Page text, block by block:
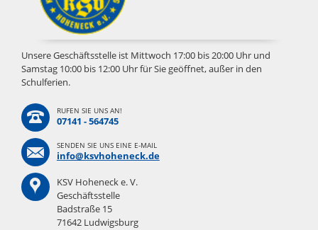
Unsere Geschäftsstelle ist Mittwoch 17:00 bis 20:00 Uhr und
Samstag 10:00 bis 12:00 Uhr für Sie geöffnet, außer in den
Schulferien.
RUFEN SIE UNS AN!
07141 - 564745
SENDEN SIE UNS EINE E-MAIL
info@ksvhoheneck.de
KSV Hoheneck e. V.
Geschäftsstelle
Badstraße 15
71642 Ludwigsburg